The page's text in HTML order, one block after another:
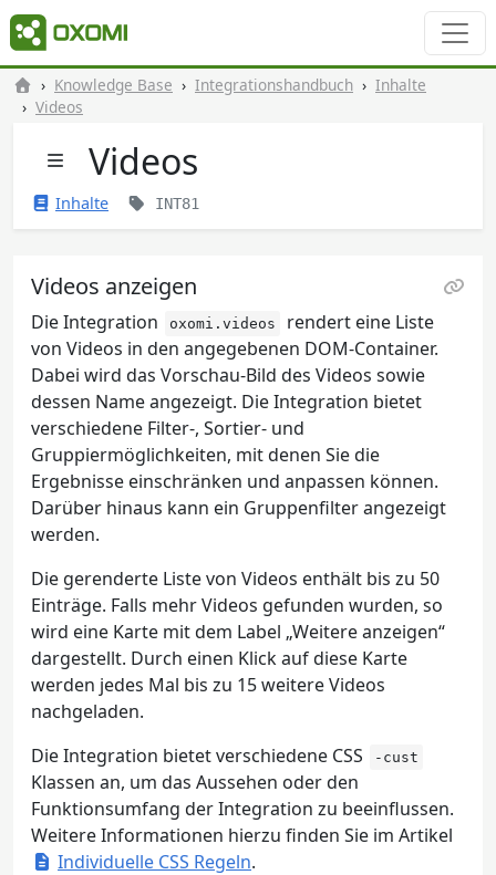
Knowledge Base Integrationshandbuch
Inhalte
Videos
Videos
Inhalte INT81
Videos anzeigen
Die Integration oxomi.videos
rendert eine Liste
von Videos in den angegebenen DOM-Container.
Dabei wird das Vorschau-Bild des Videos sowie
dessen Name angezeigt. Die Integration bietet
verschiedene Filter-, Sortier- und
Gruppiermöglichkeiten, mit denen Sie die
Ergebnisse einschränken und anpassen können.
Darüber hinaus kann ein Gruppenfilter angezeigt
werden.
Die gerenderte Liste von Videos enthält bis zu 50
Einträge. Falls mehr Videos gefunden wurden, so
wird eine Karte mit dem Label „Weitere anzeigen“
dargestellt. Durch einen Klick auf diese Karte
werden jedes Mal bis zu 15 weitere Videos
nachgeladen.
Die Integration bietet verschiedene CSS
-cust
Klassen an, um das Aussehen oder den
Funktionsumfang der Integration zu beeinflussen.
Weitere Informationen hierzu finden Sie im Artikel
Individuelle CSS Regeln.